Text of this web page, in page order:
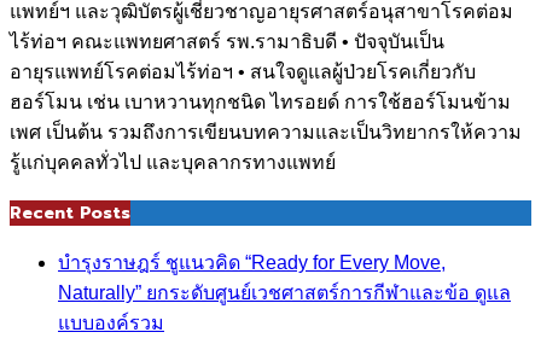
แพทย์ฯ และวุฒิบัตรผู้เชี่ยวชาญอายุรศาสตร์อนุสาขาโรคต่อม
ไร้ท่อฯ คณะแพทยศาสตร์ รพ.รามาธิบดี • ปัจจุบันเป็น
อายุรแพทย์โรคต่อมไร้ท่อฯ • สนใจดูแลผู้ป่วยโรคเกี่ยวกับ
ฮอร์โมน เช่น เบาหวานทุกชนิด ไทรอยด์ การใช้ฮอร์โมนข้าม
เพศ เป็นต้น รวมถึงการเขียนบทความและเป็นวิทยากรให้ความ
รู้แก่บุคคลทั่วไป และบุคลากรทางแพทย์
Recent Posts
บำรุงราษฎร์ ชูแนวคิด “Ready for Every Move,
Naturally” ยกระดับศูนย์เวชศาสตร์การกีฬาและข้อ ดูแล
แบบองค์รวม